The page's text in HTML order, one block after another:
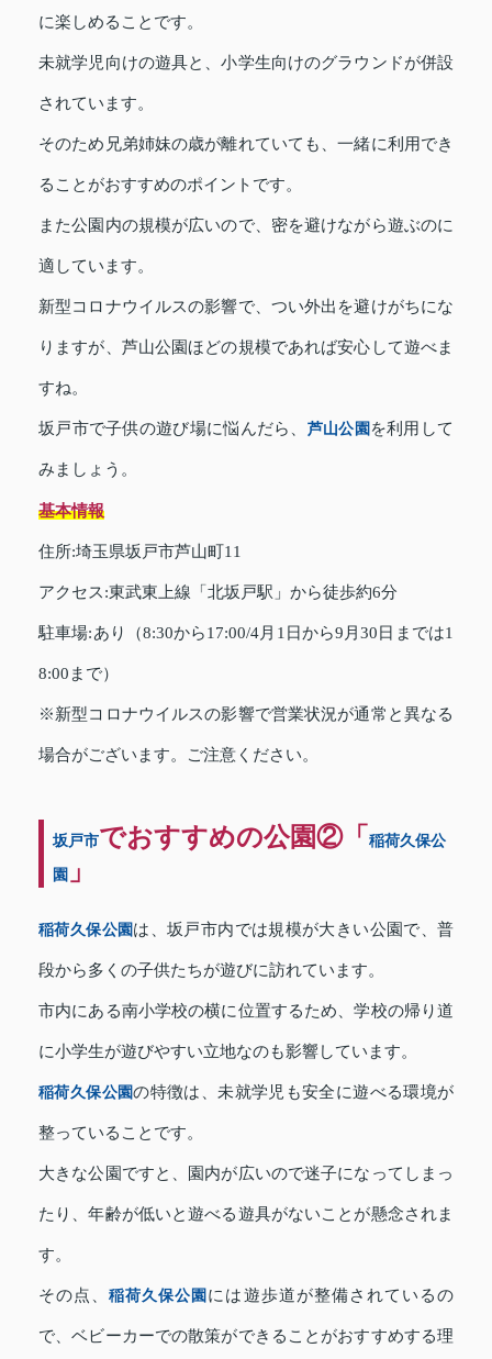
に楽しめることです。
未就学児向けの遊具と、小学生向けのグラウンドが併設
されています。
そのため兄弟姉妹の歳が離れていても、一緒に利用でき
ることがおすすめのポイントです。
また公園内の規模が広いので、密を避けながら遊ぶのに
適しています。
新型コロナウイルスの影響で、つい外出を避けがちにな
りますが、芦山公園ほどの規模であれば安心して遊べま
すね。
坂戸市で子供の遊び場に悩んだら、 芦山公園を利用して
みましょう。
基本情報
住所:埼玉県坂戸市芦山町11
アクセス:東武東上線「北坂戸駅」から徒歩約6分
駐車場:あり（8:30から17:00/4月1日から9月30日までは1
8:00まで）
※新型コロナウイルスの影響で営業状況が通常と異なる
場合がございます。ご注意ください。
坂戸市でおすすめの公園②「稲荷久保公
園 」
稲荷久保公園は、坂戸市内では規模が大きい公園で、普
段から多くの子供たちが遊びに訪れています。
市内にある南小学校の横に位置するため、学校の帰り道
に小学生が遊びやすい立地なのも影響しています。
稲荷久保公園の特徴は、未就学児も安全に遊べる環境が
整っていることです。
大きな公園ですと、園内が広いので迷子になってしまっ
たり、年齢が低いと遊べる遊具がないことが懸念されま
す。
その点、稲荷久保公園には遊歩道が整備されているの
で、ベビーカーでの散策ができることがおすすめする理